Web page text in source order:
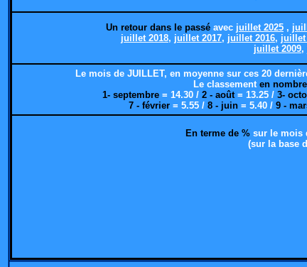
Un retour dans le passé avec juillet 2025 ,
juillet 2018, juillet 2017, juillet 2016, juillet
juillet 2009,
Le mois de JUILLET, en moyenne sur ces 20
Le classement en
1- septembre= 14.30 / 2 - août= 13.25 / 3-
7 - février= 5.55 / 8 - juin= 5.40 / 9 -
En terme de % sur le mois
(sur la base